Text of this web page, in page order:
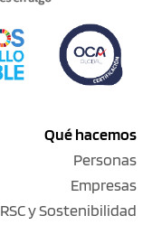
Qué hacemos
Personas
Empresas
RSC y Sostenibilidad